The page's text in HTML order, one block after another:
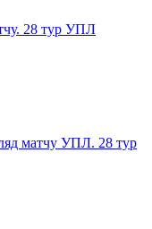
28 тур УПЛ
матчу УПЛ. 28 тур